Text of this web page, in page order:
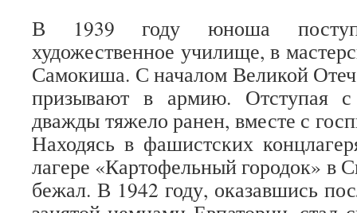
В 1939 году юноша
художественное училище, в
Самокиша. С началом Великой
призывают в армию. Отступая
дважды тяжело ранен, вместе с
Находясь в фашистских
лагере «Картофельный городок» в
бежал. В 1942 году, оказавшись